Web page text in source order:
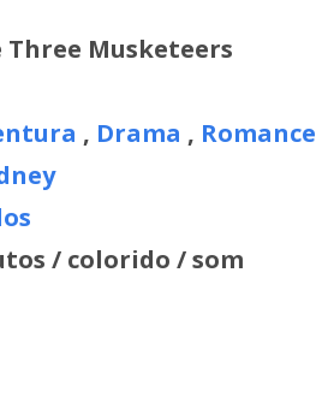
Three Musketeers
, Drama , Romance
/ colorido / som